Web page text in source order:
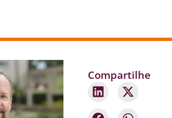
Compartilhe